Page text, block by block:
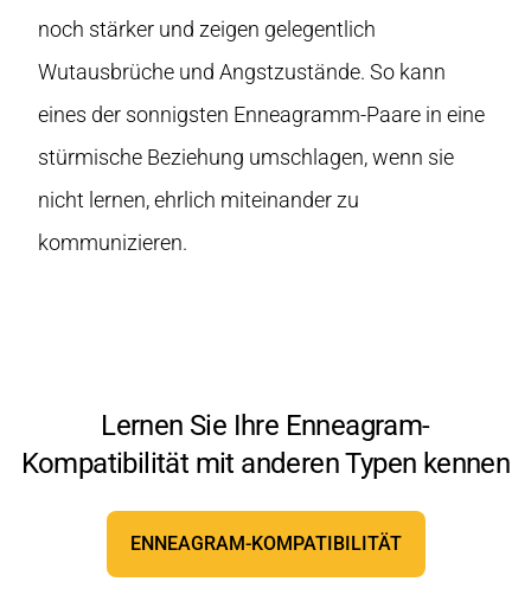
noch stärker und zeigen gelegentlich
Wutausbrüche und Angstzustände. So kann
eines der sonnigsten Enneagramm-Paare in eine
stürmische Beziehung umschlagen, wenn sie
nicht lernen, ehrlich miteinander zu
kommunizieren.
Lernen Sie Ihre Enneagram-
Kompatibilität mit anderen Typen kennen
ENNEAGRAM-KOMPATIBILITÄT